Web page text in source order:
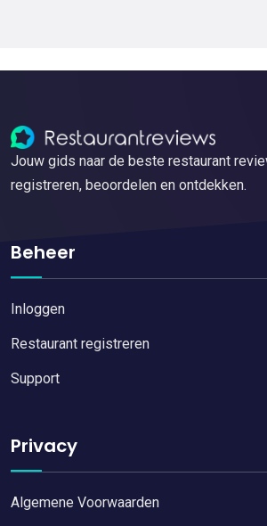
Jouw gids naar de beste restaurant
registreren, beoordelen en ontdekken.
Beheer
Inloggen
Restaurant registreren
Support
Privacy
Algemene Voorwaarden